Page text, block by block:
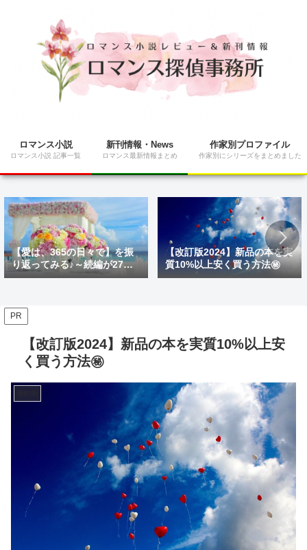
ロマンス小説
ロマンス小説 記事一覧
新刊情報・News
ロマンス最新情報まとめ
作家別プロファイル
作家別にシリーズをまとめました
【愛は、365の日々で】を振
り返ってみる♪～続編が27日
にNetflixで配信開始～
【改訂版2024】新品の本を実
質10%以上安く買う方法㊙
PR
【改訂版2024】新品の本を実質10%以上安
く買う方法㊙